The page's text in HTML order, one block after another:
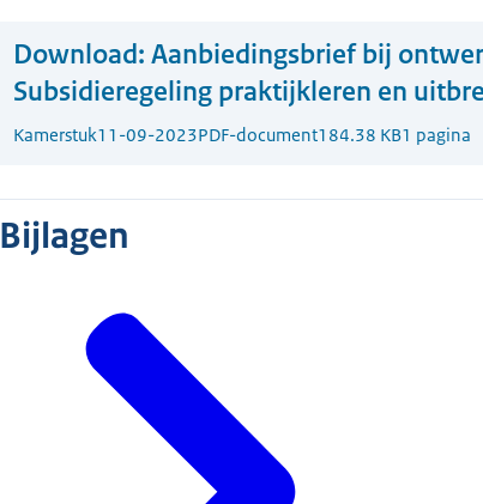
Download: Aanbiedingsbrief bij
Subsidieregeling praktijkleren en
Kamerstuk11-09-2023PDF-document184.38 KB1 pagina
Bijlagen